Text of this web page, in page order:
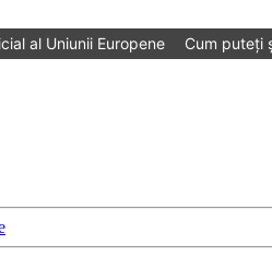
al Uniunii Europene
Cum puteți